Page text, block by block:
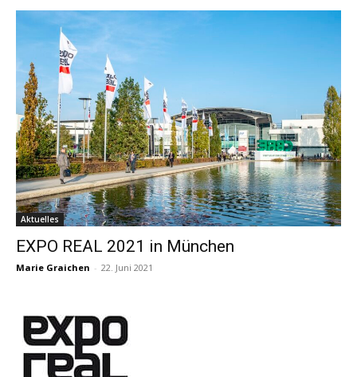
Aktuelles
EXPO REAL 2021 in München
Marie Graichen - 22. Juni 2021